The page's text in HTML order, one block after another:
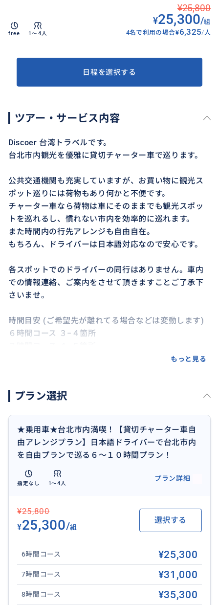
free 1〜4人
¥25,800
¥25,300/組
4名で利用の場合¥6,325/人
日程を選択する
ツアー・サービス内容
Discoer 台湾トラベルです。
台北市内観光を優雅に貸切チャーター車で巡ります。
公共交通機関も充実していますが、お買い物に観光ス
ポット巡りには荷物もあり何かと不便です。
チャーター車なら荷物は車にそのままでも観光スポッ
トを巡れるし、慣れない市内を効率的に巡れます。
また時間内の行先アレンジも自由自在。
もちろん、ドライバーは日本語対応なので安心です。
各スポットでのドライバーの同行はありません。車内
での情報連絡、ご案内をさせて頂きますことご了承下
さいませ。
時間目安 (ご希望先が離れてる場合などは変動します)
６時間コース ３−４箇所
お申し込み前に行かれたい場所をご相談の上お申し込
主要観光スポット
・龍山寺
・中正紀念堂
・迪化街
・故宮博物院
・台北101
・永康街
・西門街
・総統府
・占い横丁
・マッサージ
もっと見る
プラン選択
★乗用車★台北市内満喫！【貸切チャーター車自
由アレンジプラン】日本語ドライバーで台北市内
を自由プランで巡る６〜１０時間プラン！
指定なし 1〜4人
プラン詳細
¥25,800
¥25,300/組
選択する
6時間コース ¥25,300
7時間コース ¥31,000
8時間コース ¥35,300